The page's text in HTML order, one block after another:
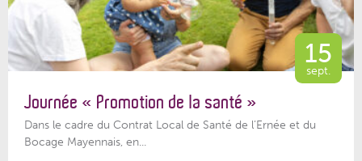
15
sept.
Journée « Promotion de la santé »
Dans le cadre du Contrat Local de Santé de l’Ernée et du
Bocage Mayennais, en...